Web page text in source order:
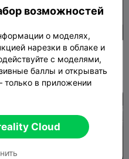
405 body
Print-impression 
возможностей
о моделях,
нарезки в облаке и
с моделями,
баллы и открывать
в приложении
Cloud